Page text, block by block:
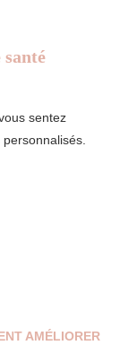
sentez
AMÉLIORER